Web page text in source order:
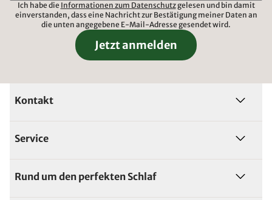
Ich habe die Informationen zum Datenschutzgelesen und bin damit
einverstanden, dass eine Nachricht zur Bestätigung meiner Daten an
die unten angegebene E-Mail-Adresse gesendet wird.
Jetzt anmelden
Kontakt
Service
Rund um den perfekten Schlaf